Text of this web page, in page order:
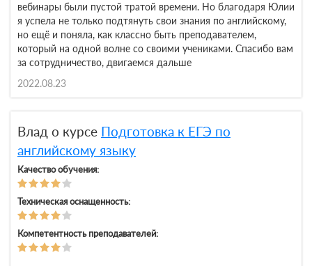
вебинары были пустой тратой времени. Но благодаря Юлии
я успела не только подтянуть свои знания по английскому,
но ещё и поняла, как классно быть преподавателем,
который на одной волне со своими учениками. Спасибо вам
за сотрудничество, двигаемся дальше
2022.08.23
Влад о курсе Подготовка к ЕГЭ по
английскому языку
Качество обучения:
Техническая оснащенность:
Компетентность преподавателей: